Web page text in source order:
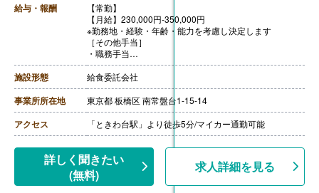
給与・報酬
【常勤】
【月給】230,000円-350,000円
※勤務地・経験・年齢・能力を考慮し決定します
［その他手当］
・職務手当
・食事手当
・年末年始手当
【賞与】年2回（7月、12月）※会社業績、各個人実績に
応じて決定（前年度実績 2.00ヶ月/年）
【通勤手当】あり（全額支給）
【退職金】なし
施設形態 給食委託会社
事業所所在地 東京都 板橋区 南常盤台1-15-14
アクセス 「ときわ台駅」より徒歩5分/マイカー通勤可能
詳しく聞きたい
(無料)
求人詳細を見る